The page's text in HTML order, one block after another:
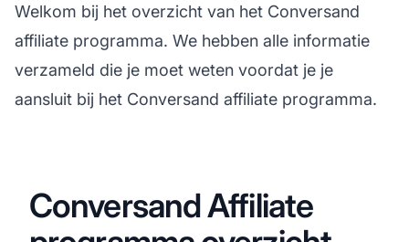
Welkom bij het overzicht van het Conversand
affiliate programma. We hebben alle informatie
verzameld die je moet weten voordat je je
aansluit bij het Conversand affiliate programma.
Conversand Affiliate